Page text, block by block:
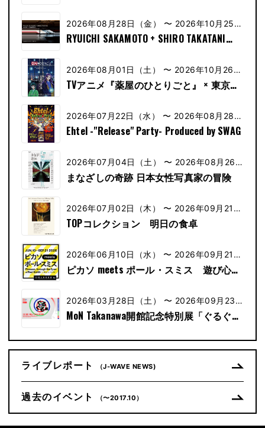
2026年08月28日（金） 〜 2026年10月25日
（金）
RYUICHI SAKAMOTO + SHIRO TAKATANI
2026年08月01日（土） 〜 2026年10月26日
（土）
TVアニメ『薬屋のひとりごと』 × 東京シ
2026年07月22日（水） 〜 2026年08月28日
（水）
Ehtel -"Release" Party- Produced by SWAG
2026年07月04日（土） 〜 2026年08月26日
（土）
まなざしの奇跡 日本女性写真家の冒険
2026年07月02日（木） 〜 2026年09月21日
（木）
TOPコレクション 明日の食卓
2026年06月10日（水） 〜 2026年09月21日
（水）
ピカソ meets ポール・スミス 遊び心の
2026年03月28日（土） 〜 2026年09月23日
（土）
MoN Takanawa開館記念特別展「ぐるぐる
ライブレポート （J-WAVE NEWS)
過去のイベント （〜2017.10）